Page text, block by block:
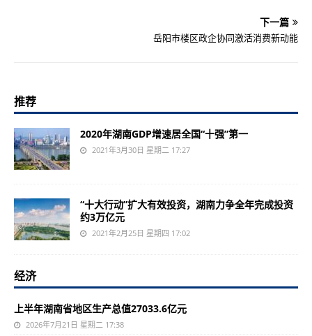
下一篇
岳阳市楼区政企协同激活消费新动能
推荐
2020年湖南GDP增速居全国“十强”第一
2021年3月30日 星期二 17:27
“十大行动”扩大有效投资，湖南力争全年完成投资
约3万亿元
2021年2月25日 星期四 17:02
经济
上半年湖南省地区生产总值27033.6亿元
2026年7月21日 星期二 17:38